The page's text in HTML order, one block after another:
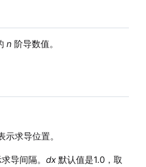
n 阶导数值。
求导位置。
导间隔。 dx默认值是1.0，取